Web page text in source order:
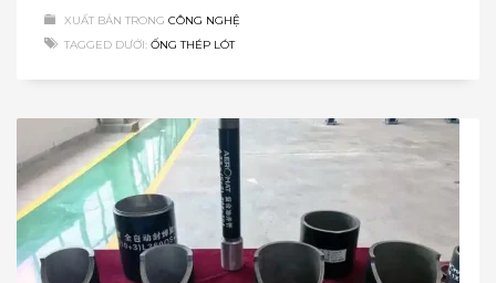
XUẤT BẢN TRONG CÔNG NGHỆ
TAGGED DƯỚI: ỐNG THÉP LÓT